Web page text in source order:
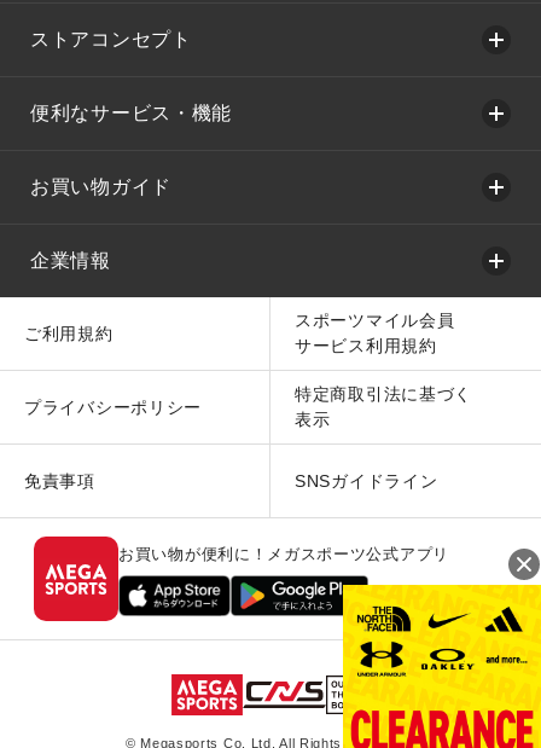
ストアコンセプト
便利なサービス・機能
お買い物ガイド
企業情報
ご利用規約
スポーツマイル会員
サービス利用規約
プライバシーポリシー
特定商取引法に基づく
表示
免責事項 SNSガイドライン
お買い物が便利に！メガスポーツ公式アプリ
© Megasports Co. Ltd. All Rights Reserved.